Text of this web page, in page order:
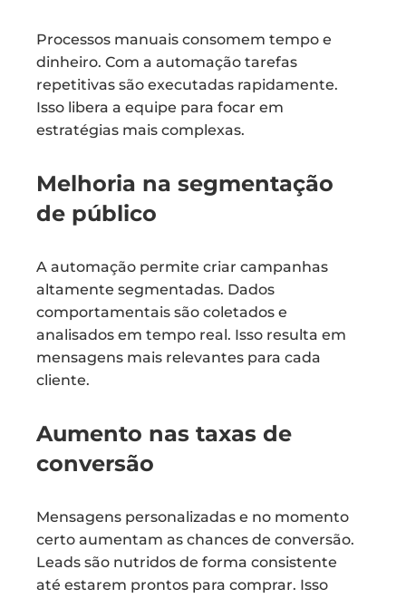
Processos manuais consomem tempo e
dinheiro. Com a automação tarefas
repetitivas são executadas rapidamente.
Isso libera a equipe para focar em
estratégias mais complexas.
Melhoria na segmentação
de público
A automação permite criar campanhas
altamente segmentadas. Dados
comportamentais são coletados e
analisados em tempo real. Isso resulta em
mensagens mais relevantes para cada
cliente.
Aumento nas taxas de
conversão
Mensagens personalizadas e no momento
certo aumentam as chances de conversão.
Leads são nutridos de forma consistente
até estarem prontos para comprar. Isso